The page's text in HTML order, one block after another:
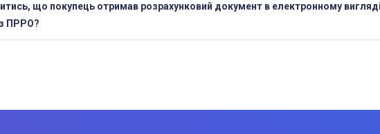
що покупець отримав розрахунковий документ в електронному
ПРРО?